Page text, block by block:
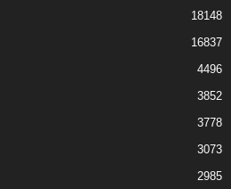
18148
16837
4496
3852
3778
3073
2985